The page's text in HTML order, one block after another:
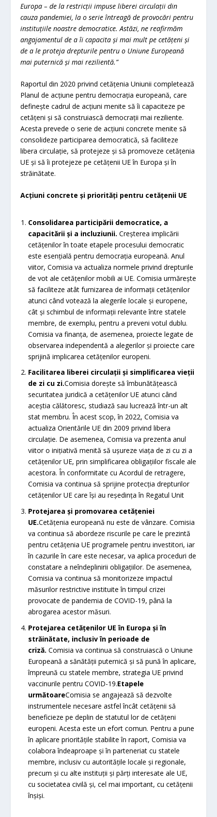
Europa – de la restricții impuse liberei circulații din
cauza pandemiei, la o serie întreagă de provocări pentru
instituțiile noastre democratice. Astăzi, ne reafirmăm
angajamentul de a îi capacita și mai mult pe cetățeni și
de a le proteja drepturile pentru o Uniune Europeană
mai puternică și mai rezilientă.”
Raportul din 2020 privind cetățenia Uniunii completează
Planul de acțiune pentru democrația europeană, care
definește cadrul de acțiuni menite să îi capaciteze pe
cetățeni și să construiască democrații mai reziliente.
Acesta prevede o serie de acțiuni concrete menite să
consolideze participarea democratică, să faciliteze
libera circulație, să protejeze și să promoveze cetățenia
UE și să îi protejeze pe cetățenii UE în Europa și în
străinătate.
Acțiuni concrete și priorități pentru cetățenii UE
Consolidarea participării democratice, a
capacitării și a incluziunii.Creșterea implicării
cetățenilor în toate etapele procesului democratic
este esențială pentru democrația europeană. Anul
viitor, Comisia va actualiza normele privind drepturile
de vot ale cetățenilor mobili ai UE. Comisia urmărește
să faciliteze atât furnizarea de informații cetățenilor
atunci când votează la alegerile locale și europene,
cât și schimbul de informații relevante între statele
membre, de exemplu, pentru a preveni votul dublu.
Comisia va finanța, de asemenea, proiecte legate de
observarea independentă a alegerilor și proiecte care
sprijină implicarea cetățenilor europeni.
Facilitarea liberei circulații și simplificarea vieții
de zi cu zi.Comisia dorește să îmbunătățească
securitatea juridică a cetățenilor UE atunci când
aceștia călătoresc, studiază sau lucrează într-un alt
stat membru. În acest scop, în 2022, Comisia va
actualiza Orientările UE din 2009 privind libera
circulaţie. De asemenea, Comisia va prezenta anul
viitor o inițiativă menită să ușureze viața de zi cu zi a
cetățenilor UE, prin simplificarea obligațiilor fiscale ale
acestora. În conformitate cu Acordul de retragere,
Comisia va continua să sprijine protecția drepturilor
cetățenilor UE care își au reședința în Regatul Unit
Protejarea și promovarea cetățeniei
UE.Cetățenia europeană nu este de vânzare. Comisia
va continua să abordeze riscurile pe care le prezintă
pentru cetățenia UE programele pentru investitori, iar
în cazurile în care este necesar, va aplica proceduri de
constatare a neîndeplinirii obligațiilor. De asemenea,
Comisia va continua să monitorizeze impactul
măsurilor restrictive instituite în timpul crizei
provocate de pandemia de COVID-19, până la
abrogarea acestor măsuri.
Protejarea cetățenilor UE în Europa și în
străinătate, inclusiv în perioade de
criză.Comisia va continua să construiască o Uniune
Europeană a sănătății puternică și să pună în aplicare,
împreună cu statele membre, strategia UE privind
vaccinurile pentru COVID-19.Etapele
următoareComisia se angajează să dezvolte
instrumentele necesare astfel încât cetățenii să
beneficieze pe deplin de statutul lor de cetățeni
europeni. Acesta este un efort comun. Pentru a pune
în aplicare prioritățile stabilite în raport, Comisia va
colabora îndeaproape și în parteneriat cu statele
membre, inclusiv cu autoritățile locale și regionale,
precum și cu alte instituții și părți interesate ale UE,
cu societatea civilă și, cel mai important, cu cetățenii
înșiși.